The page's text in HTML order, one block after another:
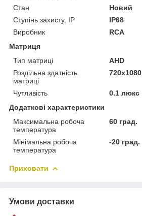
Стан
Новий
Ступінь захисту, IP
IP68
Виробник
RCA
Матриця
Тип матриці
AHD
Роздільна здатність
матриці
720x1080
Чутливість
0.1 люкс
Додаткові характеристики
Максимальна робоча
температура
60 град.
Мінімальна робоча
температура
-20 град.
Приховати
Умови доставки